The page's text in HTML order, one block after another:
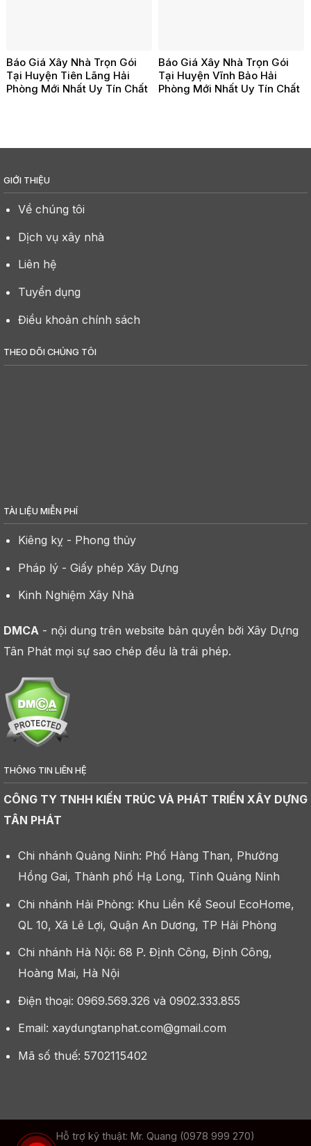
Báo Giá Xây Nhà Trọn Gói
Tại Huyện Tiên Lãng Hải
Phòng Mới Nhất Uy Tín Chất
Báo Giá Xây Nhà Trọn Gói
Tại Huyện Vĩnh Bảo Hải
Phòng Mới Nhất Uy Tín Chất
GIỚI THIỆU
Về chúng tôi
Dịch vụ xây nhà
Liên hệ
Tuyển dụng
Điều khoản chính sách
THEO DÕI CHÚNG TÔI
TÀI LIỆU MIỄN PHÍ
Kiêng kỵ - Phong thủy
Pháp lý - Giấy phép Xây Dựng
Kinh Nghiệm Xây Nhà
DMCA - nội dung trên website bản quyền bởi Xây Dựng
Tân Phát mọi sự sao chép đều là trái phép.
THÔNG TIN LIÊN HỆ
CÔNG TY TNHH KIẾN TRÚC VÀ PHÁT TRIỂN XÂY DỰNG
TÂN PHÁT
Chi nhánh Quảng Ninh: Phố Hàng Than, Phường
Hồng Gai, Thành phố Hạ Long, Tỉnh Quảng Ninh
Chi nhánh Hải Phòng: Khu Liền Kề Seoul EcoHome,
QL 10, Xã Lê Lợi, Quận An Dương, TP Hải Phòng
Chi nhánh Hà Nội: 68 P. Định Công, Định Công,
Hoàng Mai, Hà Nội
Điện thoại: 0969.569.326 và 0902.333.855
Email: xaydungtanphat.com@gmail.com
Mã số thuế: 5702115402
Hỗ trợ kỹ thuật: Mr. Quang (0978 999 270)